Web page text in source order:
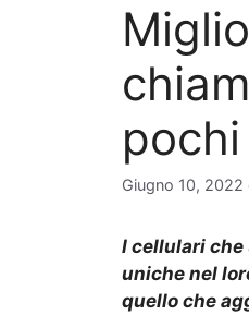
Giugno 10, 2022
I cellulari
uniche nel
quello che